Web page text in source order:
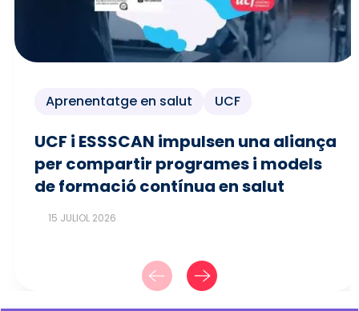
Aprenentatge en salut UCF
UCF i ESSSCAN impulsen una aliança
per compartir programes i models
de formació contínua en salut
15 JULIOL 2026